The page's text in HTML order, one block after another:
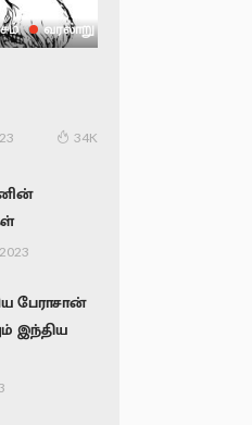
வரலாறு
34K
பேராசான்
இந்திய